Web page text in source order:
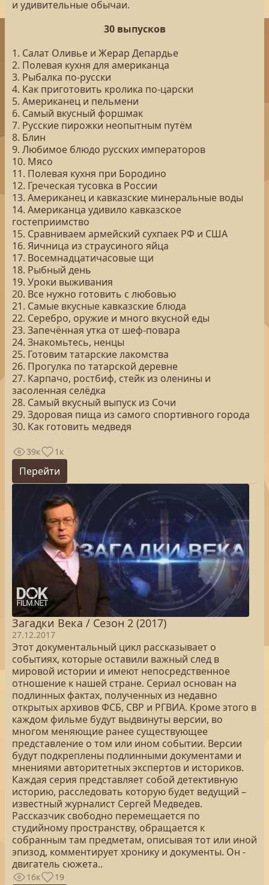
и удивительные обычаи.
30 выпусков
1. Салат Оливье и Жерар Депардье
2. Полевая кухня для американца
3. Рыбалка по-русски
4. Как приготовить кролика по-царски
5. Американец и пельмени
6. Самый вкусный форшмак
7. Русские пирожки неопытным путём
8. Блин
9. Любимое блюдо русских императоров
10. Мясо
11. Полевая кухня при Бородино
12. Греческая тусовка в России
13. Американец и кавказские минеральные воды
14. Американца удивило кавказское
гостеприимство
15. Сравниваем армейский сухпаек РФ и США
16. Яичница из страусиного яйца
17. Восемнадцатичасовые щи
18. Рыбный день
19. Уроки выживания
20. Все нужно готовить с любовью
21. Самые вкусные кавказские блюда
22. Серебро, оружие и много вкусной еды
23. Запечённая утка от шеф-повара
24. Знакомьтесь, ненцы
25. Готовим татарские лакомства
26. Прогулка по татарской деревне
27. Карпачо, ростбиф, стейк из оленины и
засоленная селёдка
28. Самый вкусный выпуск из Сочи
29. Здоровая пища из самого спортивного города
30. Как готовить медведя
39к 1к
Перейти
Загадки Века / Сезон 2 (2017)
27.12.2017
Этот документальный цикл рассказывает о
событиях, которые оставили важный след в
мировой истории и имеют непосредственное
отношение к нашей стране. Сериал основан на
подлинных фактах, полученных из недавно
открытых архивов ФСБ, СВР и РГВИА. Кроме этого в
каждом фильме будут выдвинуты версии, во
многом меняющие ранее существующее
представление о том или ином событии. Версии
будут подкреплены подлинными документами и
мнениями авторитетных экспертов и историков.
Каждая серия представляет собой детективную
историю, расследовать которую будет ведущий –
известный журналист Сергей Медведев.
Рассказчик свободно перемещается по
студийному пространству, обращается к
собранным там предметам, описывая тот или иной
эпизод, комментирует хронику и документы. Он -
двигатель сюжета..
16к 19